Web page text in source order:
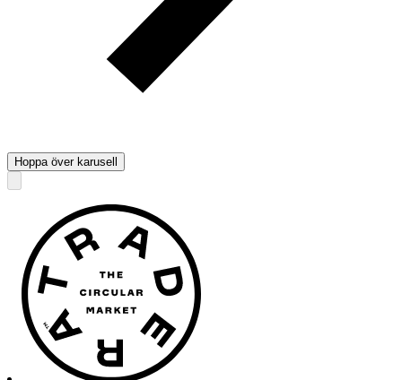
Hoppa över karusell